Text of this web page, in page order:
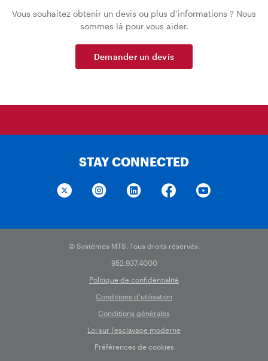
Vous souhaitez obtenir un devis ou plus d’informations ? Nous
sommes là pour vous aider.
Demander un devis
STAY CONNECTED
© Systèmes MTS. Tous droits réservés.
952.937.4000
Politique de confidentialité
Conditions d'utilisation
Conditions générales
Loi sur l'esclavage moderne
Préférences de cookies